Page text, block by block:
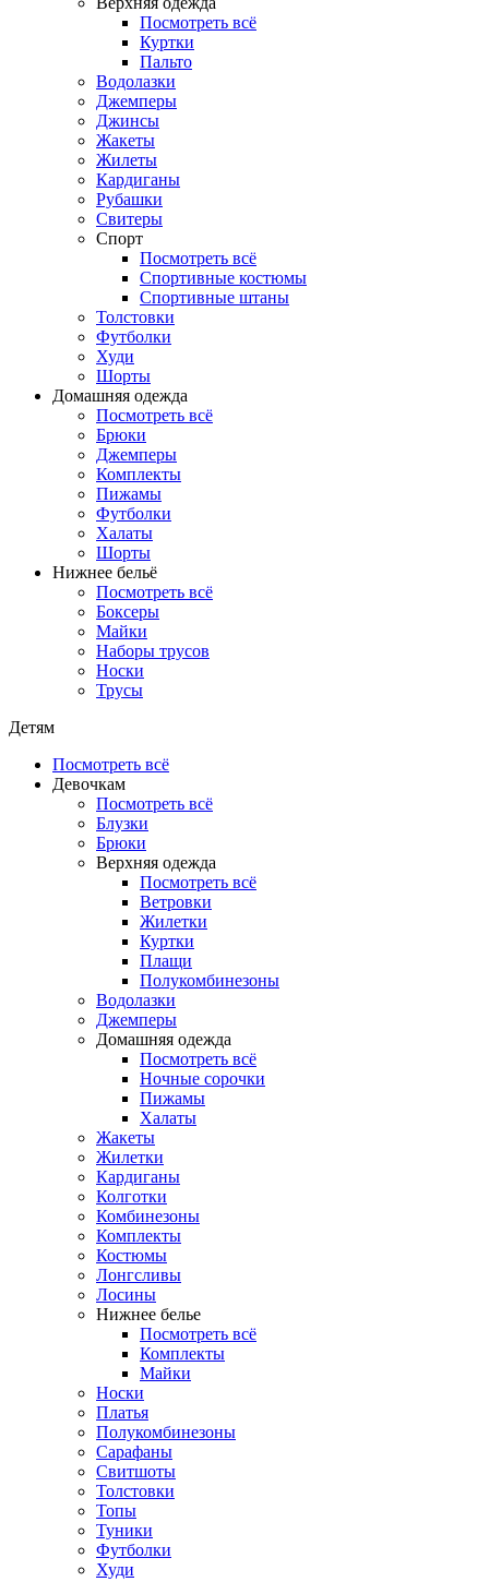
Посмотреть всё
Куртки
Пальто
Водолазки
Джемперы
Джинсы
Жакеты
Жилеты
Кардиганы
Рубашки
Свитеры
Спорт
Посмотреть всё
Спортивные костюмы
Спортивные штаны
Толстовки
Футболки
Худи
Шорты
Домашняя одежда
Посмотреть всё
Брюки
Джемперы
Комплекты
Пижамы
Футболки
Халаты
Шорты
Нижнее бельё
Посмотреть всё
Боксеры
Майки
Наборы трусов
Носки
Трусы
Детям
Посмотреть всё
Девочкам
Посмотреть всё
Блузки
Брюки
Верхняя одежда
Посмотреть всё
Ветровки
Жилетки
Куртки
Плащи
Полукомбинезоны
Водолазки
Джемперы
Домашняя одежда
Посмотреть всё
Ночные сорочки
Пижамы
Халаты
Жакеты
Жилетки
Кардиганы
Колготки
Комбинезоны
Комплекты
Костюмы
Лонгсливы
Лосины
Нижнее белье
Посмотреть всё
Комплекты
Майки
Носки
Платья
Полукомбинезоны
Сарафаны
Свитшоты
Толстовки
Топы
Туники
Футболки
Худи